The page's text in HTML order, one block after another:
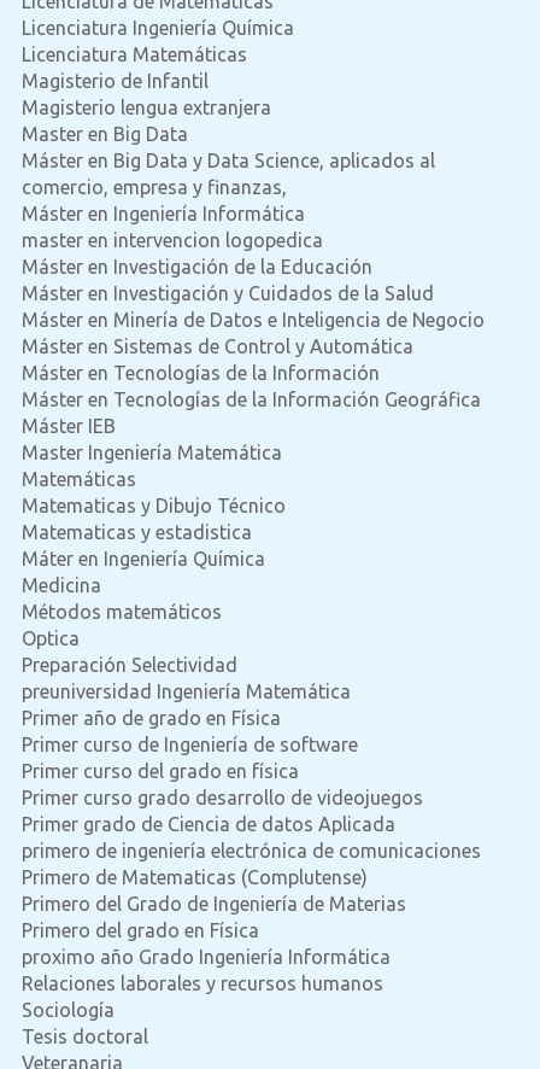
Licenciatura Ingeniería Química
Licenciatura Matemáticas
Magisterio de Infantil
Magisterio lengua extranjera
Master en Big Data
Máster en Big Data y Data Science, aplicados al
comercio, empresa y finanzas,
Máster en Ingeniería Informática
master en intervencion logopedica
Máster en Investigación de la Educación
Máster en Investigación y Cuidados de la Salud
Máster en Minería de Datos e Inteligencia de Negocio
Máster en Sistemas de Control y Automática
Máster en Tecnologías de la Información
Máster en Tecnologías de la Información Geográfica
Máster IEB
Master Ingeniería Matemática
Matemáticas
Matematicas y Dibujo Técnico
Matematicas y estadistica
Máter en Ingeniería Química
Medicina
Métodos matemáticos
Optica
Preparación Selectividad
preuniversidad Ingeniería Matemática
Primer año de grado en Física
Primer curso de Ingeniería de software
Primer curso del grado en física
Primer curso grado desarrollo de videojuegos
Primer grado de Ciencia de datos Aplicada
primero de ingeniería electrónica de comunicaciones
Primero de Matematicas (Complutense)
Primero del Grado de Ingeniería de Materias
Primero del grado en Física
proximo año Grado Ingeniería Informática
Relaciones laborales y recursos humanos
Sociología
Tesis doctoral
Veteranaria